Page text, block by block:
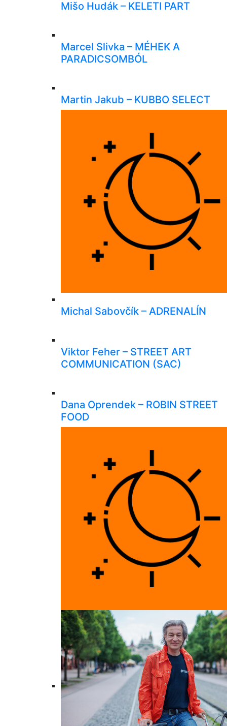
Mišo Hudák – KELETI PART
Marcel Slivka – MÉHEK A
PARADICSOMBÓL
Martin Jakub – KUBBO SELECT
Michal Sabovčík – ADRENALÍN
Viktor Feher – STREET ART
COMMUNICATION (SAC)
Dana Oprendek – ROBIN STREET
FOOD